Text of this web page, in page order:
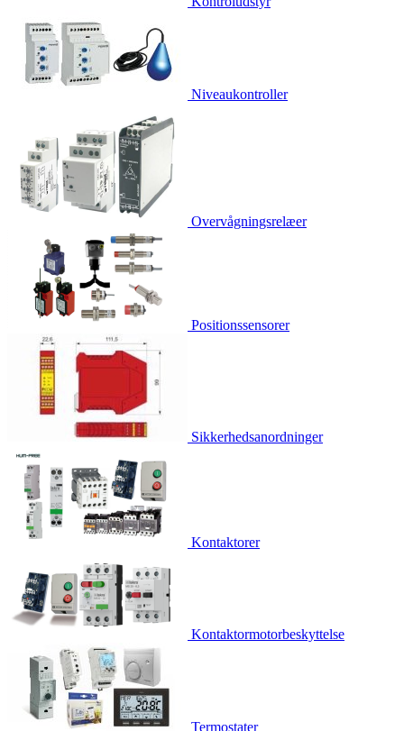
Niveaukontroller
Overvågningsrelæer
Positionssensorer
Sikkerhedsanordninger
Kontaktorer
Kontaktormotorbeskyttelse
Termostater